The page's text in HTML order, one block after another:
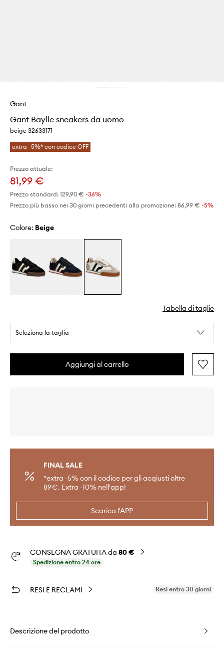
Gant
Gant Baylle sneakers da uomo
beige 32633171
extra -5%* con codice OFF
Prezzo attuale:
81,99 €
Prezzo standard: 129,90 € -36%
Prezzo più basso nei 30 giorni precedenti alla promozione: 86,99 € -5%
Colore: beige
Tabella di taglie
Seleziona la taglia
Aggiungi al carrello
FINAL SALE
*extra -5% con il codice per gli acqiusti oltre
89€. Extra -10% nell'app!
Scarica l'APP
CONSEGNA GRATUITA da 80 €
Spedizione entro 24 ore
RESI E RECLAMI Resi entro 30 giorni
Descrizione del prodotto